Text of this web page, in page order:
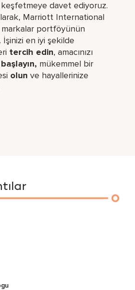
keşfetmeye davet ediyoruz.
Marriott International
markalar portföyünün
İşinizi en iyi şekilde
tercih edin, amacınızı
başlayın, mükemmel bir
olun ve hayallerinize